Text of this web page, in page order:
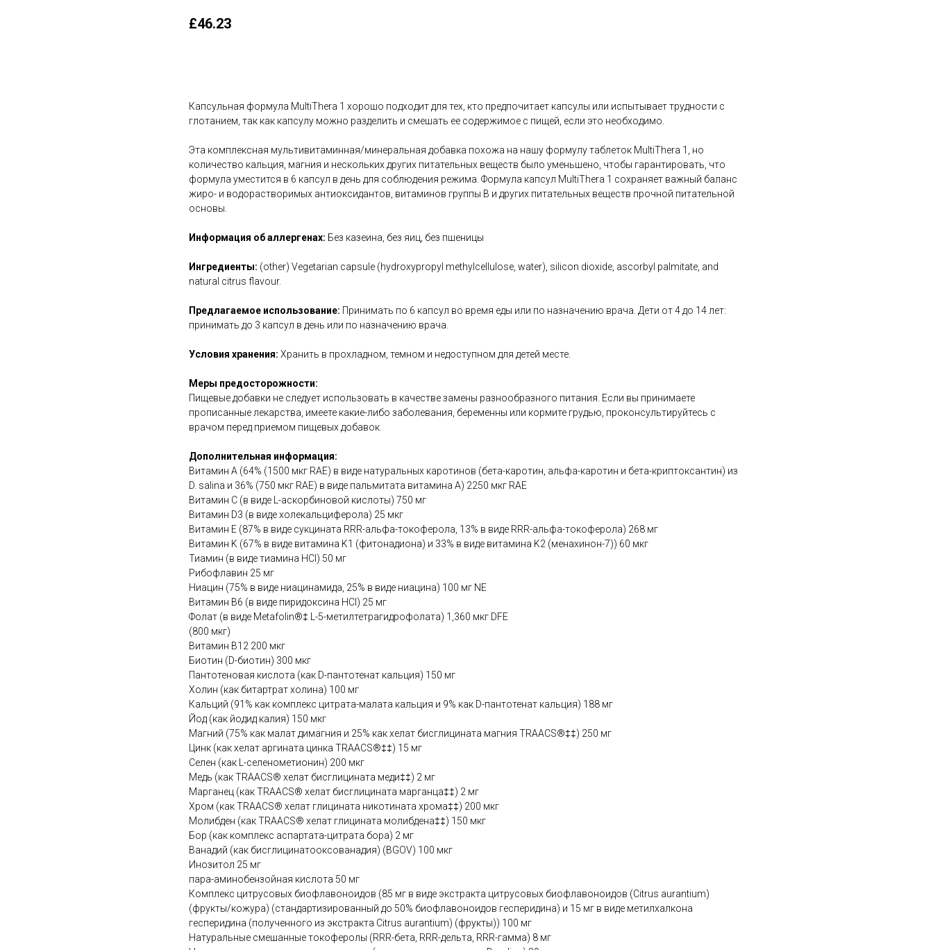
£46.23
Капсульная формула MultiThera 1 хорошо подходит для тех, кто предпочитает капсулы или испытывает трудности с
глотанием, так как капсулу можно разделить и смешать ее содержимое с пищей, если это необходимо.
Эта комплексная мультивитаминная/минеральная добавка похожа на нашу формулу таблеток MultiThera 1, но
количество кальция, магния и нескольких других питательных веществ было уменьшено, чтобы гарантировать, что
формула уместится в 6 капсул в день для соблюдения режима. Формула капсул MultiThera 1 сохраняет важный баланс
жиро- и водорастворимых антиоксидантов, витаминов группы В и других питательных веществ прочной питательной
основы.
Информация об аллергенах: Без казеина, без яиц, без пшеницы
Ингредиенты: (other) Vegetarian capsule (hydroxypropyl methylcellulose, water), silicon dioxide, ascorbyl palmitate, and
natural citrus flavour.
Предлагаемое использование: Принимать по 6 капсул во время еды или по назначению врача. Дети от 4 до 14 лет:
принимать до 3 капсул в день или по назначению врача.
Условия хранения: Хранить в прохладном, темном и недоступном для детей месте.
Меры предосторожности:
Пищевые добавки не следует использовать в качестве замены разнообразного питания. Если вы принимаете
прописанные лекарства, имеете какие-либо заболевания, беременны или кормите грудью, проконсультируйтесь с
врачом перед приемом пищевых добавок.
Дополнительная информация:
Витамин A (64% (1500 мкг RAE) в виде натуральных каротинов (бета-каротин, альфа-каротин и бета-криптоксантин) из
D. salina и 36% (750 мкг RAE) в виде пальмитата витамина A) 2250 мкг RAE
Витамин C (в виде L-аскорбиновой кислоты) 750 мг
Витамин D3 (в виде холекальциферола) 25 мкг
Витамин E (87% в виде сукцината RRR-альфа-токоферола, 13% в виде RRR-альфа-токоферола) 268 мг
Витамин K (67% в виде витамина K1 (фитонадиона) и 33% в виде витамина K2 (менахинон-7)) 60 мкг
Тиамин (в виде тиамина HCl) 50 мг
Рибофлавин 25 мг
Ниацин (75% в виде ниацинамида, 25% в виде ниацина) 100 мг NE
Витамин B6 (в виде пиридоксина HCl) 25 мг
Фолат (в виде Metafolin®‡ L-5-метилтетрагидрофолата) 1,360 мкг DFE
(800 мкг)
Витамин B12 200 мкг
Биотин (D-биотин) 300 мкг
Пантотеновая кислота (как D-пантотенат кальция) 150 мг
Холин (как битартрат холина) 100 мг
Кальций (91% как комплекс цитрата-малата кальция и 9% как D-пантотенат кальция) 188 мг
Йод (как йодид калия) 150 мкг
Магний (75% как малат димагния и 25% как хелат бисглицината магния TRAACS®‡‡) 250 мг
Цинк (как хелат аргината цинка TRAACS®‡‡) 15 мг
Селен (как L-селенометионин) 200 мкг
Медь (как TRAACS® хелат бисглицината меди‡‡) 2 мг
Марганец (как TRAACS® хелат бисглицината марганца‡‡) 2 мг
Хром (как TRAACS® хелат глицината никотината хрома‡‡) 200 мкг
Молибден (как TRAACS® хелат глицината молибдена‡‡) 150 мкг
Бор (как комплекс аспартата-цитрата бора) 2 мг
Ванадий (как бисглицинатооксованадия) (BGOV) 100 мкг
Инозитол 25 мг
пара-аминобензойная кислота 50 мг
Комплекс цитрусовых биофлавоноидов (85 мг в виде экстракта цитрусовых биофлавоноидов (Citrus aurantium)
(фрукты/кожура) (стандартизированный до 50% биофлавоноидов гесперидина) и 15 мг в виде метилхалкона
гесперидина (полученного из экстракта Citrus aurantium) (фрукты)) 100 мг
Натуральные смешанные токоферолы (RRR-бета, RRR-дельта, RRR-гамма) 8 мг